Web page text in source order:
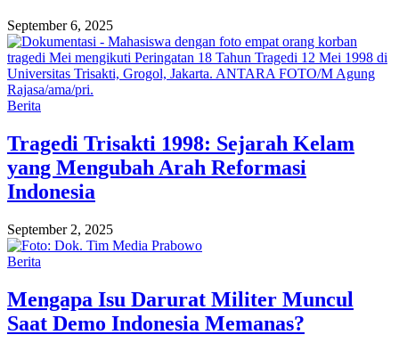
September 6, 2025
Berita
Tragedi Trisakti 1998: Sejarah Kelam
yang Mengubah Arah Reformasi
Indonesia
September 2, 2025
Berita
Mengapa Isu Darurat Militer Muncul
Saat Demo Indonesia Memanas?